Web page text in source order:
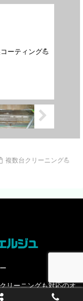
ーティング💪
複数台クリーニング💪
リーニングも対応のオ
.